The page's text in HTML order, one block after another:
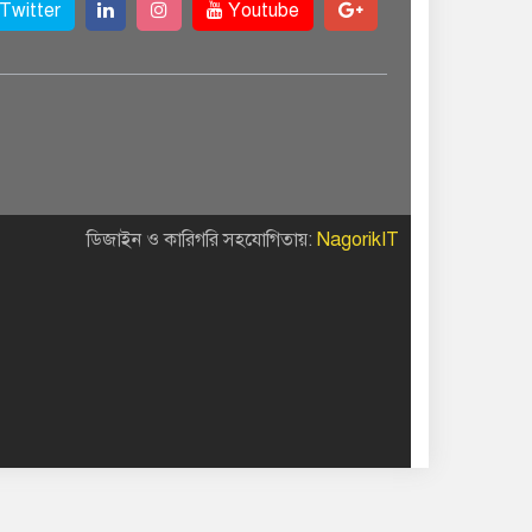
Twitter Youtube
ডিজাইন ও কারিগরি সহযোগিতায়: NagorikIT